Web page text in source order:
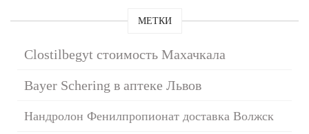
МЕТКИ
Clostilbegyt стоимость Махачкала
Bayer Schering в аптеке Львов
Нандролон Фенилпропионат доставка Волжск